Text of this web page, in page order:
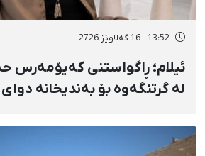
13:52 - 16 گەلاوێژ 2726
ئیلام؛ ڕاگواستنی کەیۆمەرس